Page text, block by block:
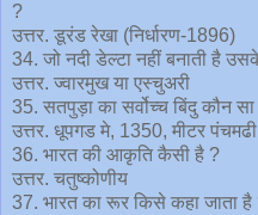
?
उत्तर. डूरंड रेखा (निर्धारण-1896)
34. जो नदी डेल्टा नहीं बनाती है
उत्तर. ज्वारमुख या एस्चुअरी
35. सतपुड़ा का सर्वोच्च बिंदु कौन
उत्तर. धूपगड मे, 1350, मीटर
36. भारत की आकृति कैसी है ?
उत्तर. चतुष्कोणीय
37. भारत का रूर किसे कहा जाता है